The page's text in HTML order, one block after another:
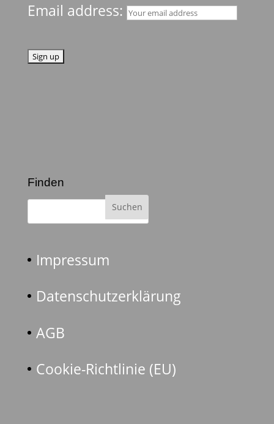
Email address:
Finden
Impressum
Datenschutzerklärung
AGB
Cookie-Richtlinie (EU)